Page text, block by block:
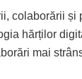
colaborării și
hărților
mai